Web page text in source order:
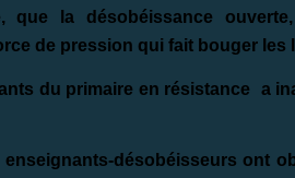
que la désobéissance
de pression qui fait bouger les
du primaire en résistance a
désobéisseurs ont